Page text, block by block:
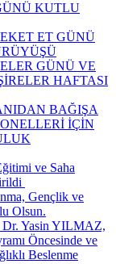
KUTLU
ET GÜNÜ
GÜNÜ VE
HAFTASI
BAĞIŞA
İÇİN
ve Saha
Gençlik ve
Olsun.
Dr. Yasin YILMAZ,
Öncesinde ve
Beslenme